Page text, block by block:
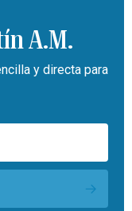
A.M.
y directa para